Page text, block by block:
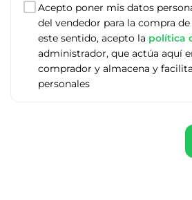
Acepto poner mis datos
del vendedor para la compra
este sentido, acepto la política
administrador, que actúa aquí
comprador y almacena y
personales